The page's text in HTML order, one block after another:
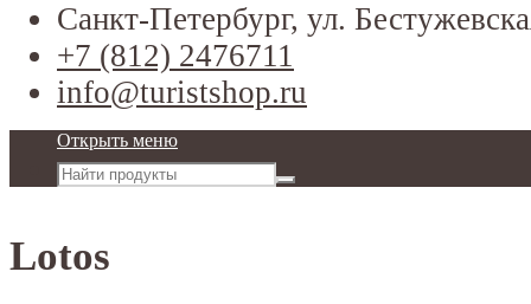
Санкт-Петербург, ул.
+7 (812) 2476711
info@turistshop.ru
Открыть меню
Lotos